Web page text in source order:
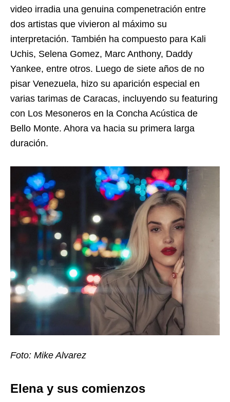
video irradia una genuina compenetración entre
dos artistas que vivieron al máximo su
interpretación. También ha compuesto para Kali
Uchis, Selena Gomez, Marc Anthony, Daddy
Yankee, entre otros. Luego de siete años de no
pisar Venezuela, hizo su aparición especial en
varias tarimas de Caracas, incluyendo su featuring
con Los Mesoneros en la Concha Acústica de
Bello Monte. Ahora va hacia su primera larga
duración.
Foto: Mike Alvarez
Elena y sus comienzos